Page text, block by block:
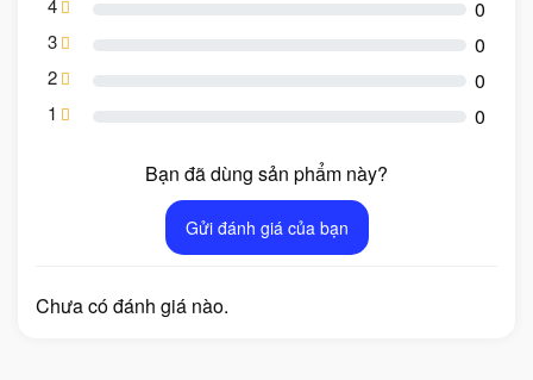
4 0
3 0
2 0
1 0
Bạn đã dùng sản phẩm này?
Gửi đánh giá của bạn
Chưa có đánh giá nào.